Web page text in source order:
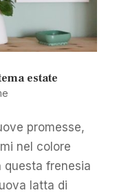
estate
promesse,
nel colore
questa frenesia
latta di